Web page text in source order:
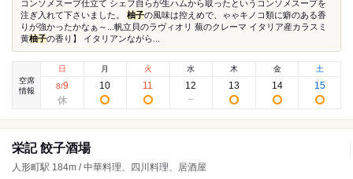
コンソメスープ仕立て シェフ自らが生ハムから取ったというコンソメスープを
注ぎ入れて下さいました。 柚子の風味は控えめで、ゃゃキノコ類に癖のある香
りが強かったかなぁ～...帆立貝のラヴィオリ 蕪のクレーマ イタリア産カラスミ
黄柚子の香り】 イタリアンながら...
空席
情報
日
8/9
月
10
火
11
水
12
木
13
金
14
土
15
栄記 餃子酒場
人形町駅 184m / 中華料理、四川料理、居酒屋